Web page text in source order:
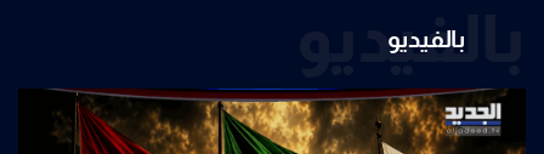
بالفيديو
بالفيديو